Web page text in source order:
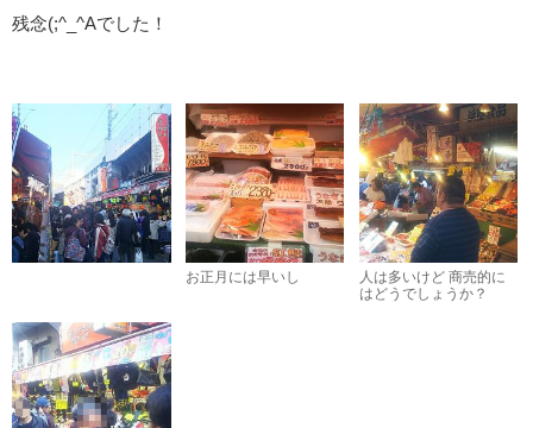
残念(;^_^Aでした！
お正月には早いし
人は多いけど 商売的に
はどうでしょうか？